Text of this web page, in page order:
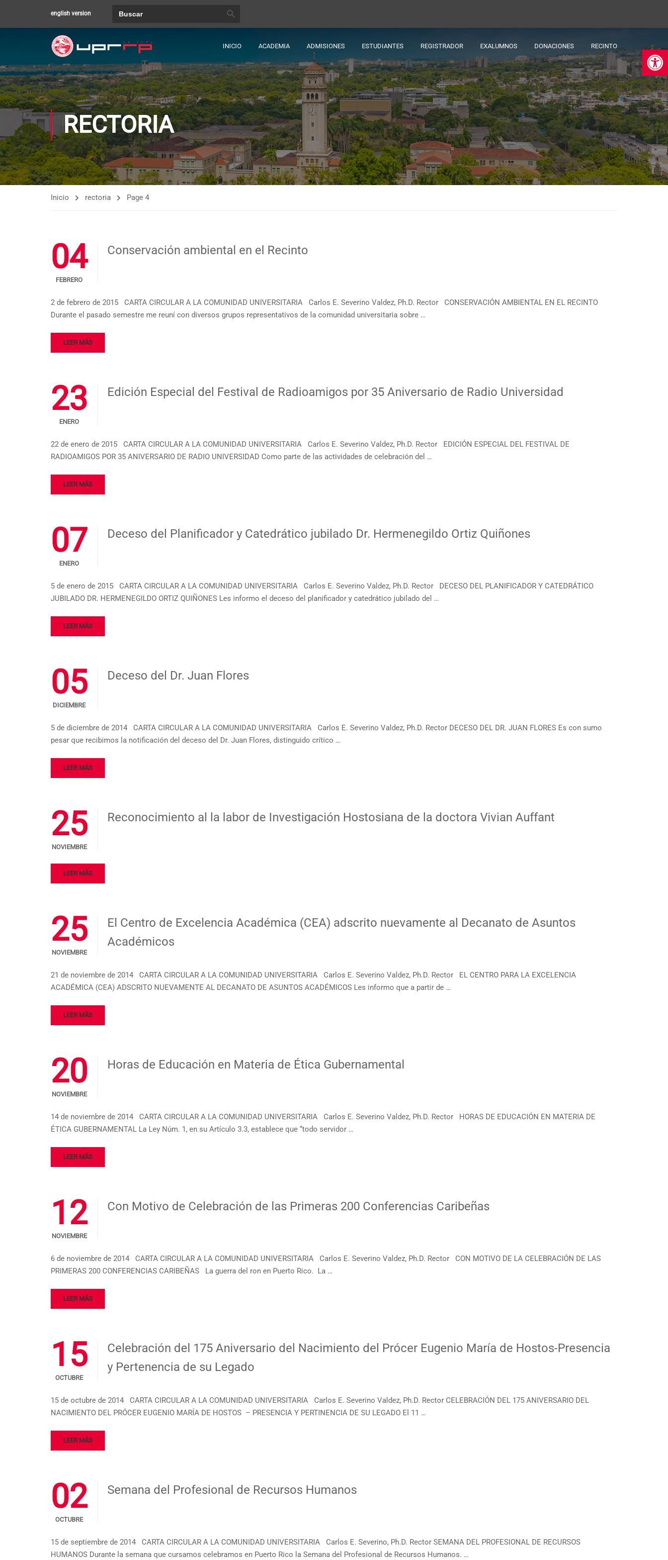
english version
INICIO ACADEMIA ADMISIONES ESTUDIANTES REGISTRADOR EXALUMNOS DONACIONES RECINTO
RECTORIA
Inicio rectoria Page 4
04
FEBRERO
Conservación ambiental en el Recinto
2 de febrero de 2015 CARTA CIRCULAR A LA COMUNIDAD UNIVERSITARIA Carlos E. Severino Valdez, Ph.D. Rector CONSERVACIÓN AMBIENTAL EN EL RECINTO
Durante el pasado semestre me reuní con diversos grupos representativos de la comunidad universitaria sobre …
LEER MÁS
23
ENERO
Edición Especial del Festival de Radioamigos por 35 Aniversario de Radio Universidad
22 de enero de 2015 CARTA CIRCULAR A LA COMUNIDAD UNIVERSITARIA Carlos E. Severino Valdez, Ph.D. Rector EDICIÓN ESPECIAL DEL FESTIVAL DE
RADIOAMIGOS POR 35 ANIVERSARIO DE RADIO UNIVERSIDAD Como parte de las actividades de celebración del …
LEER MÁS
07
ENERO
Deceso del Planificador y Catedrático jubilado Dr. Hermenegildo Ortiz Quiñones
5 de enero de 2015 CARTA CIRCULAR A LA COMUNIDAD UNIVERSITARIA Carlos E. Severino Valdez, Ph.D. Rector DECESO DEL PLANIFICADOR Y CATEDRÁTICO
JUBILADO DR. HERMENEGILDO ORTIZ QUIÑONES Les informo el deceso del planificador y catedrático jubilado del …
LEER MÁS
05
DICIEMBRE
Deceso del Dr. Juan Flores
5 de diciembre de 2014 CARTA CIRCULAR A LA COMUNIDAD UNIVERSITARIA Carlos E. Severino Valdez, Ph.D. Rector DECESO DEL DR. JUAN FLORES Es con sumo
pesar que recibimos la notificación del deceso del Dr. Juan Flores, distinguido crítico …
LEER MÁS
25
NOVIEMBRE
Reconocimiento al la labor de Investigación Hostosiana de la doctora Vivian Auffant
LEER MÁS
25
NOVIEMBRE
El Centro de Excelencia Académica (CEA) adscrito nuevamente al Decanato de Asuntos
Académicos
21 de noviembre de 2014 CARTA CIRCULAR A LA COMUNIDAD UNIVERSITARIA Carlos E. Severino Valdez, Ph.D. Rector EL CENTRO PARA LA EXCELENCIA
ACADÉMICA (CEA) ADSCRITO NUEVAMENTE AL DECANATO DE ASUNTOS ACADÉMICOS Les informo que a partir de …
LEER MÁS
20
NOVIEMBRE
Horas de Educación en Materia de Ética Gubernamental
14 de noviembre de 2014 CARTA CIRCULAR A LA COMUNIDAD UNIVERSITARIA Carlos E. Severino Valdez, Ph.D. Rector HORAS DE EDUCACIÓN EN MATERIA DE
ÉTICA GUBERNAMENTAL La Ley Núm. 1, en su Artículo 3.3, establece que “todo servidor …
LEER MÁS
12
NOVIEMBRE
Con Motivo de Celebración de las Primeras 200 Conferencias Caribeñas
6 de noviembre de 2014 CARTA CIRCULAR A LA COMUNIDAD UNIVERSITARIA Carlos E. Severino Valdez, Ph.D. Rector CON MOTIVO DE LA CELEBRACIÓN DE LAS
PRIMERAS 200 CONFERENCIAS CARIBEÑAS La guerra del ron en Puerto Rico. La …
LEER MÁS
15
OCTUBRE
Celebración del 175 Aniversario del Nacimiento del Prócer Eugenio María de Hostos-Presencia
y Pertenencia de su Legado
15 de octubre de 2014 CARTA CIRCULAR A LA COMUNIDAD UNIVERSITARIA Carlos E. Severino Valdez, Ph.D. Rector CELEBRACIÓN DEL 175 ANIVERSARIO DEL
NACIMIENTO DEL PRÓCER EUGENIO MARÍA DE HOSTOS – PRESENCIA Y PERTINENCIA DE SU LEGADO El 11 …
LEER MÁS
02
OCTUBRE
Semana del Profesional de Recursos Humanos
15 de septiembre de 2014 CARTA CIRCULAR A LA COMUNIDAD UNIVERSITARIA Carlos E. Severino, Ph.D. Rector SEMANA DEL PROFESIONAL DE RECURSOS
HUMANOS Durante la semana que cursamos celebramos en Puerto Rico la Semana del Profesional de Recursos Humanos. …